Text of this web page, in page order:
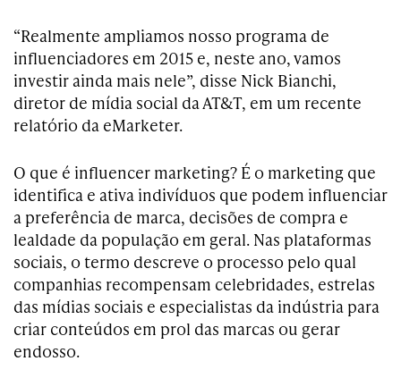
“Realmente ampliamos nosso programa de
influenciadores em 2015 e, neste ano, vamos
investir ainda mais nele”, disse Nick Bianchi,
diretor de mídia social da AT&T, em um recente
relatório da eMarketer.
O que é influencer marketing? É o marketing que
identifica e ativa indivíduos que podem influenciar
a preferência de marca, decisões de compra e
lealdade da população em geral. Nas plataformas
sociais, o termo descreve o processo pelo qual
companhias recompensam celebridades, estrelas
das mídias sociais e especialistas da indústria para
criar conteúdos em prol das marcas ou gerar
endosso.